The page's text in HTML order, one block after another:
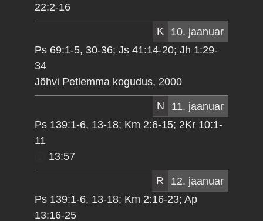
22:2-16
K
10. jaanuar
Ps 69:1-5, 30-36; Js 41:14-20; Jh 1:29-
34
Jõhvi Petlemma kogudus, 2000
N
11. jaanuar
Ps 139:1-6, 13-18; Km 2:6-15; 2Kr 10:1-
11
13:57
R
12. jaanuar
Ps 139:1-6, 13-18; Km 2:16-23; Ap
13:16-25